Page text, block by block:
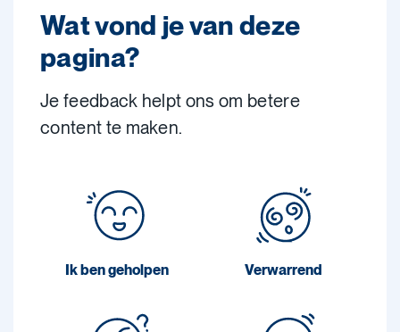
Wat vond je van deze
pagina?
Je feedback helpt ons om betere
content te maken.
Ik ben geholpen Verwarrend